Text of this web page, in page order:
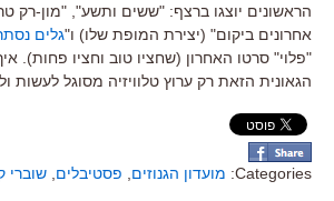
הראשונים יוצגו ברצף: "ששים ותשע", "מון-רק
אחרונים ביקום" (יצירת המופת שלו) ו"גלים
"פלוי" סרטו האחרון (שחציו טוב וחציו פחות).
הגאונית הזאת רק ערוץ טלוויזיה מסוגל לעשות
Categories: מועדון הגנוזים פסטיבלים שוברי